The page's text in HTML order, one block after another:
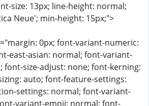
size: 13px; line-height: normal;
Neue'; min-height: 15px;">
0px; font-variant-numeric:
east-asian: normal; font-variant-
font-size-adjust: none; font-kerning:
auto; font-feature-settings:
settings: normal; font-variant-
variant-emoji: normal; font-